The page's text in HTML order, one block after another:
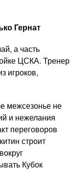
Гернат
а часть
ЦСКА. Тренер
игроков,
межсезонье не
и нежелания
переговоров
строит
Кубок